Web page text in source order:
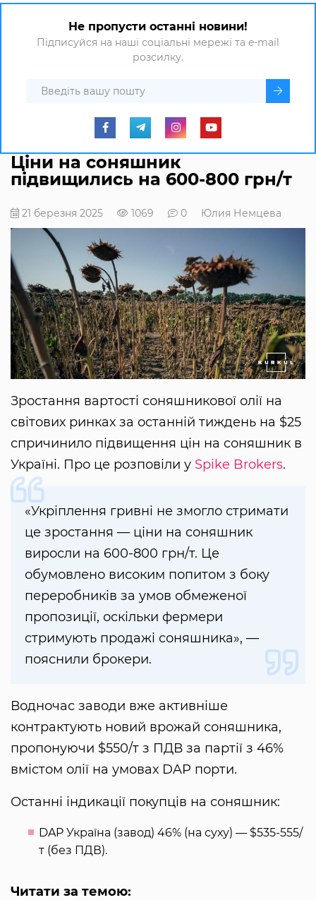
Не пропусти останні новини!
Підписуйся на наші соціальні мережі та e-mail
розсилку.
Ціни на соняшник
підвищились на 600-800 грн/т
21 березня 2025 1069 0 Юлия Немцева
Зростання вартості соняшникової олії на
світових ринках за останній тиждень на $25
спричинило підвищення цін на соняшник в
Україні. Про це розповіли у Spike Brokers.
«Укріплення гривні не змогло стримати
це зростання — ціни на соняшник
виросли на 600-800 грн/т. Це
обумовлено високим попитом з боку
переробників за умов обмеженої
пропозиції, оскільки фермери
стримують продажі соняшника», —
пояснили брокери.
Водночас заводи вже активніше
контрактують новий врожай соняшника,
пропонуючи $550/т з ПДВ за партії з 46%
вмістом олії на умовах DAP порти.
Останні індикації покупців на соняшник:
DAP Україна (завод) 46% (на суху) — $535-555/
т (без ПДВ).
Читати за темою: